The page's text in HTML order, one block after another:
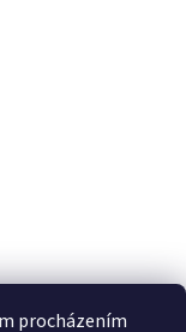
procházením